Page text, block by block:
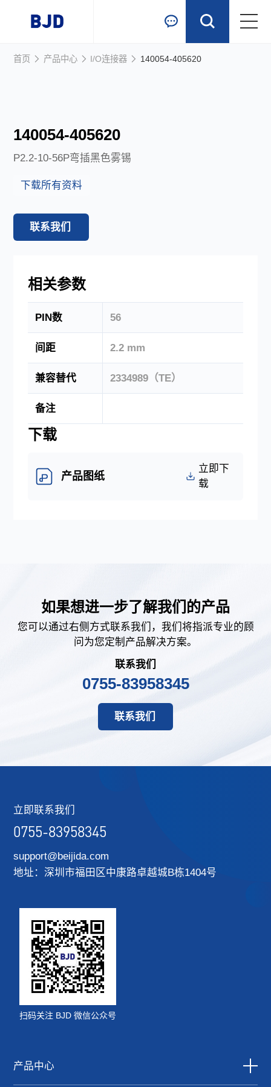
跳到主要内容
首页
行业应用
联系我们
下载中心
语言
CN JP
首页 产品中心 I/O连接器 140054-405620
140054-405620
P2.2-10-56P弯插黑色雾锡
下载所有资料
联系我们
相关参数
PIN数 56
间距 2.2 mm
兼容替代 2334989（TE）
备注
下载
产品图纸
立即下
载
如果想进一步了解我们的产品
您可以通过右侧方式联系我们，我们将指派专业的顾
问为您定制产品解决方案。
联系我们
0755-83958345
联系我们
立即联系我们
0755-83958345
support@beijida.com
地址：深圳市福田区中康路卓越城B栋1404号
扫码关注 BJD 微信公众号
产品中心